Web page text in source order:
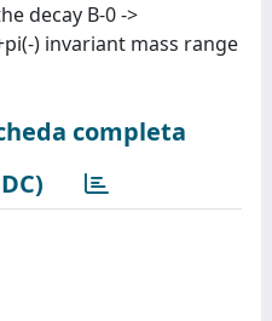
decay B-0 ->
) invariant mass range
completa